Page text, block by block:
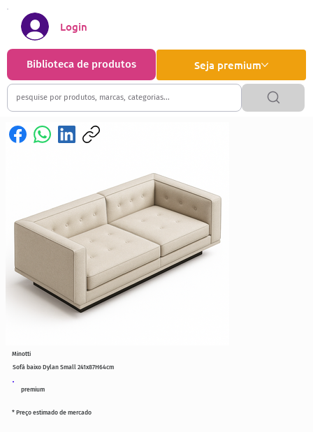
Seja premium
Biblioteca de produtos
Login
premium
Sofá baixo Dylan Small 241x87H64cm
* Preço estimado de mercado
Minotti